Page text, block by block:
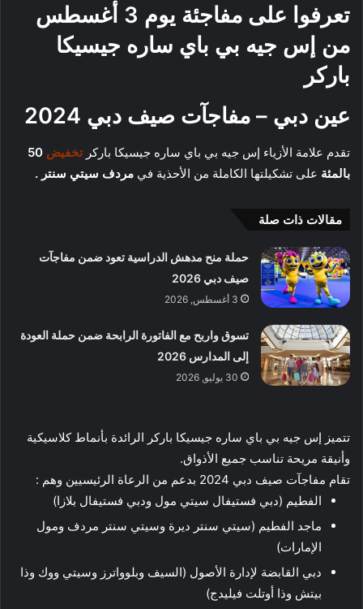
تعرفوا على مفاجئة يوم 3 أغسطس
من إس جيه بي باي ساره جيسيكا
باركر
عين دبي – مفاجآت صيف دبي 2024
تقدم علامة الأزياء إس جيه بي باي ساره جيسيكا باركرتخفيض 50
بالمئة على تشكيلتها الكاملة من الأحذية في مردف سيتي سنتر .
مقالات ذات صلة
حملة منح مدهش الدراسية تعود ضمن مفاجآت
صيف دبي 2026
3 أغسطس, 2026
تسوق واربح مع الفاتورة الرابحة ضمن حملة العودة
إلى المدارس 2026
30 يوليو, 2026
تتميز إس جيه بي باي ساره جيسيكا باركر الرائدة بأنماط كلاسيكية
وأنيقة مريحة تناسب جميع الأذواق.
تقام مفاجآت صيف دبي 2024 بدعم من الرعاة الرئيسيين وهم :
الفطيم (دبي فستيفال سيتي مول ودبي فستيفال بلازا)
ماجد الفطيم (سيتي سنتر ديرة وسيتي سنتر مردف ومول
الإمارات)
دبي القابضة لإدارة الأصول (السيف وبلوواترز وسيتي ووك وذا
بيتش وذا أوتلت فيليدج)